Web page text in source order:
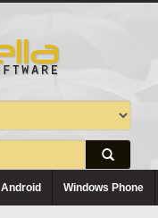
Android Windows Phone